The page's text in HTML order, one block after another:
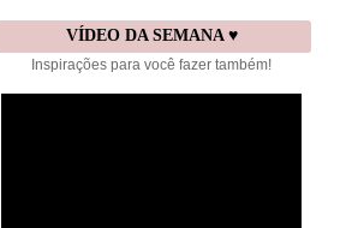
VÍDEO DA SEMANA ♥
Inspirações para você fazer também!